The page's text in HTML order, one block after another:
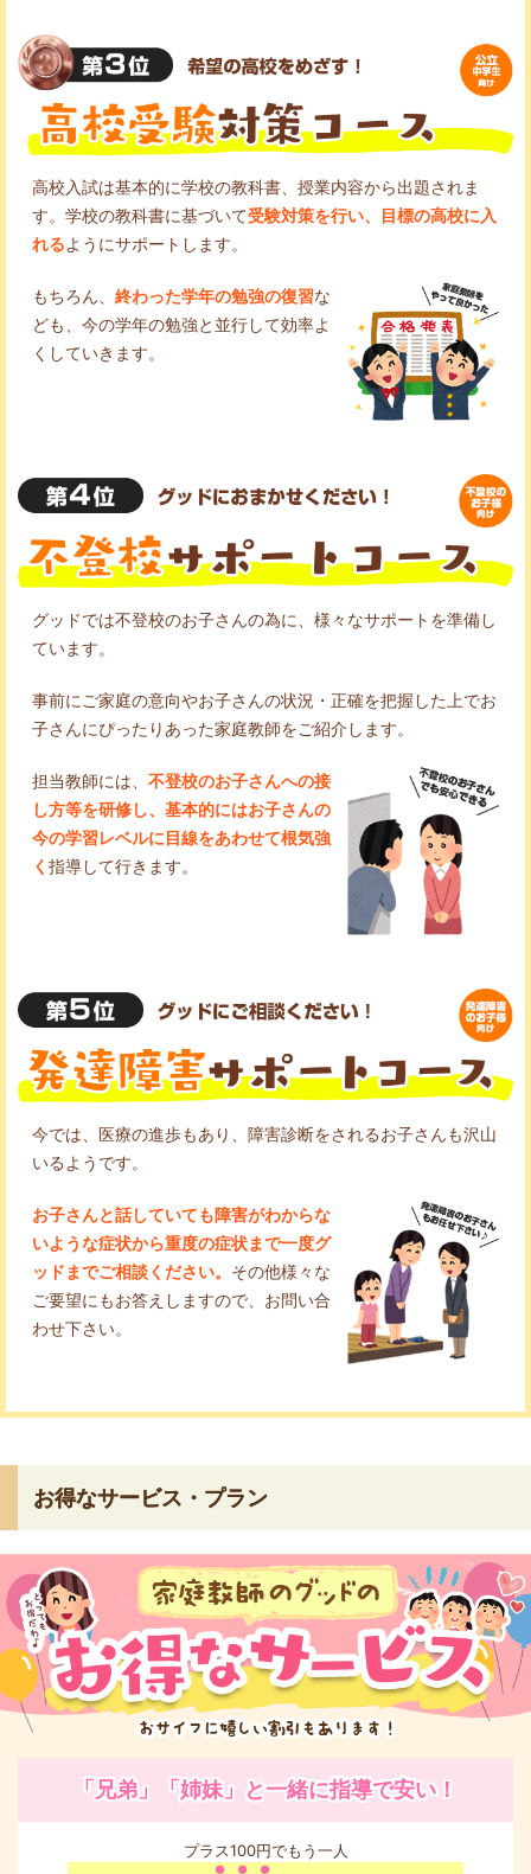
高校入試は基本的に学校の教科書、授業内容から出題されま
す。学校の教科書に基づいて受験対策を行い、目標の高校に入
れるようにサポートします。
もちろん、 終わった学年の勉強の復習な
ども、今の学年の勉強と並行して効率よ
くしていきます。
グッドでは不登校のお子さんの為に、様々なサポートを準備し
ています。
事前にご家庭の意向やお子さんの状況・正確を把握した上でお
子さんにぴったりあった家庭教師をご紹介します。
担当教師には、 不登校のお子さんへの接
し方等を研修し、基本的にはお子さんの
今の学習レベルに目線をあわせて根気強
く 指導して行きます。
今では、医療の進歩もあり、障害診断をされるお子さんも沢山
いるようです。
お子さんと話していても障害がわからな
いような症状から重度の症状まで一度グ
ッドまでご相談ください。 その他様々な
ご要望にもお答えしますので、お問い合
わせ下さい。
お得なサービス・プラン
「兄弟」「姉妹」と一緒に指導で安い！
プラス100円でもう一人